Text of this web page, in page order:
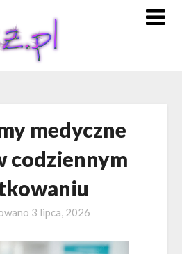
medyczne
codziennym
3 lipca, 2026